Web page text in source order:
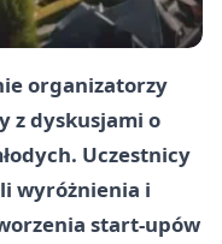
organizatorzy
z dyskusjami o
Uczestnicy
wyróżnienia i
start-upów